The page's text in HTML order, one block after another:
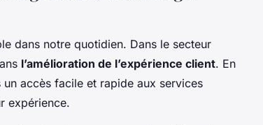
dans notre quotidien. Dans le secteur
l’amélioration de l’expérience client. En
accès facile et rapide aux services
expérience.